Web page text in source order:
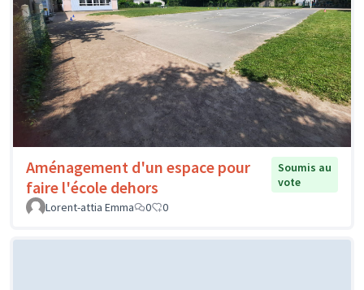
Aménagement d'un espace pour
faire l'école dehors
Soumis au
vote
Lorent-attia Emma
0 0